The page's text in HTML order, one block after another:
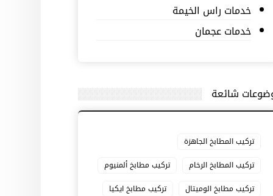
خدمات راس الخيمة
خدمات عجمان
شائعة
تركيب المطابخ الجاهزة
تركيب المطابخ الرخام
تركيب مطابخ ألمنيوم
تركيب مطابخ الوميتال
تركيب مطابخ ايكيا